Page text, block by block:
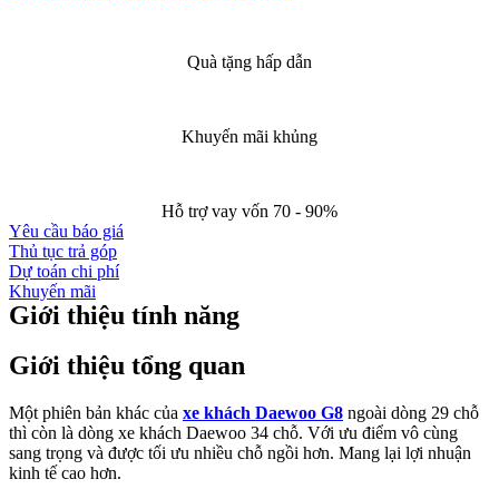
Quà tặng hấp dẫn
Khuyến mãi khủng
Hỗ trợ vay vốn 70 - 90%
Yêu cầu báo giá
Thủ tục trả góp
Dự toán chi phí
Khuyến mãi
Giới thiệu tính năng
Giới thiệu tổng quan
Một phiên bản khác của xe khách Daewoo G8 ngoài dòng 29 chỗ
thì còn là dòng xe khách Daewoo 34 chỗ. Với ưu điểm vô cùng
sang trọng và được tối ưu nhiều chỗ ngồi hơn. Mang lại lợi nhuận
kinh tế cao hơn.